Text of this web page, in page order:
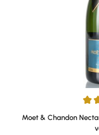
Durchschnittliche
Moet & Chandon